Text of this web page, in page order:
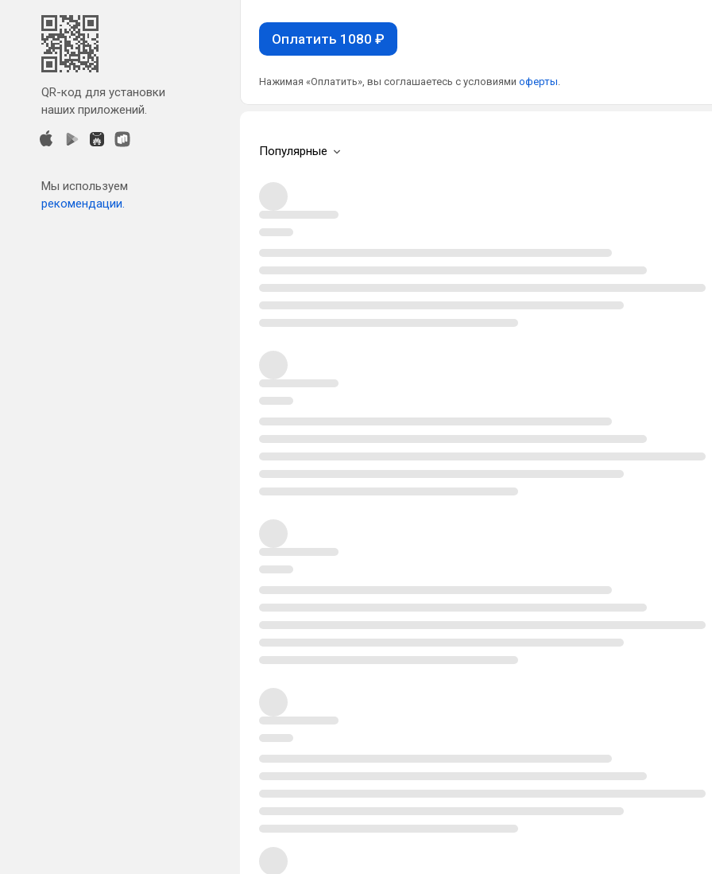
QR-код для установки
наших приложений.
Мы используем
рекомендации.
Оплатить 1080 ₽
Нажимая «Оплатить», вы соглашаетесь с условиями оферты.
Популярные